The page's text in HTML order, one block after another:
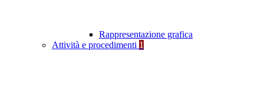
Rappresentazione grafica
Attività e procedimenti 1